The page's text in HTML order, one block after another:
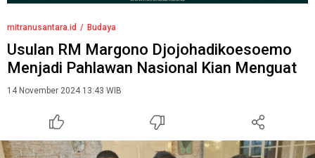
mitranusantara.id Budaya
Usulan RM Margono Djojohadikoesoemo
Menjadi Pahlawan Nasional Kian Menguat
14 November 2024 13:43 WIB